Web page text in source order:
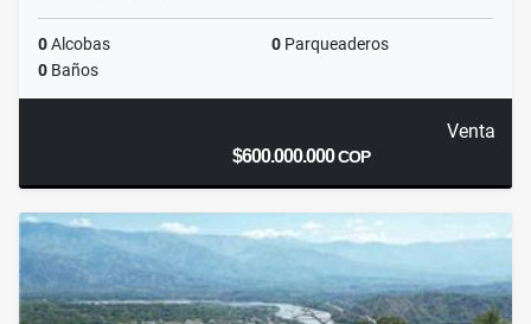
0Alcobas 0 Parqueaderos
0 Baños
Venta
$600.000.000COP